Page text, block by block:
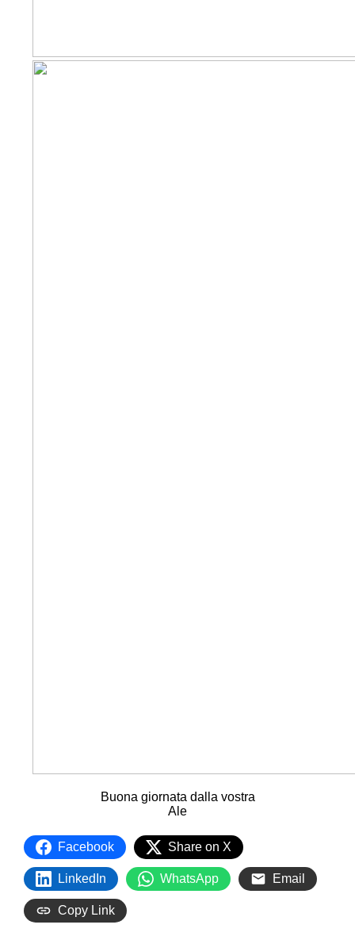
Buona giornata dalla vostra
Ale
Facebook Share on X
LinkedIn WhatsApp Email
Copy Link